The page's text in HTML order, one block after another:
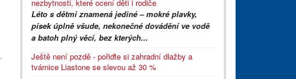
nezbytnosti, které ocení děti i rodiče
Léto s dětmi znamená jediné – mokré plavky,
písek úplně všude, nekonečné dovádění ve vodě
a batoh plný věcí, bez kterých...
Ještě není pozdě - pořiďte si zahradní dlažby a
tvárnice Liastone se slevou až 30 %